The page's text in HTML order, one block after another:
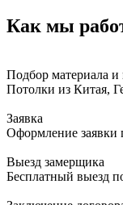
Как мы
Подбор материала и
Потолки из Китая,
Заявка
Оформление заявки
Выезд замерщика
Бесплатный выезд